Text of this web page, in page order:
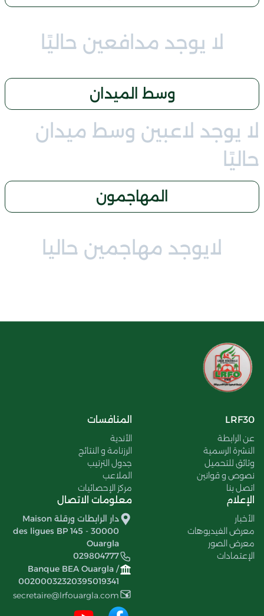
لا يوجد مدافعين حاليًا
وسط الميدان
لا يوجد لاعبين وسط ميدان
حاليًا
المهاجمون
لايوجد مهاجمين حاليا
LRF30
عن الرابطة
النشرة الرسمية
وثائق للتحميل
نصوص و قوانين
اتصل بنا
المنافسات
الأندية
الرزنامة و النتائج
جدول الترتيب
الملاعب
مركز الإحصائيات
الإعلام
الأخبار
معرض الفيديوهات
معرض الصور
الإعتمادات
معلومات الاتصال
دار الرابطات ورقلة Maison
des ligues BP 145 - 30000
Ouargla
029804777
Banque BEA Ouargla /
00200032320395019341
secretaire@lrfouargla.com